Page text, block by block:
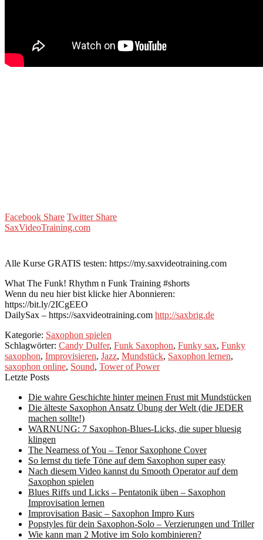
Facebook Share Twitter Share
SaxVideoTraining.com
Alle Kurse GRATIS testen: https://my.saxvideotraining.com
What The Funk! Rhythm n Funk Training #shorts
Wenn du neu hier bist klicke hier Abonnieren:
https://bit.ly/2ICgEEO
DailySax – https://saxvideotraining.com http://saxbrig.de
Kategorie: Saxophon spielen
Schlagwörter: Candy Dulfer, Funk Saxophon, Funky sax, Funky
saxophon, Improvisieren, Jazz, Mundstück, Saxophon lernen,
saxophon online, Sound, Tower of Power
Letzte Posts
Die wahre Geschichte hinter meinen Frust mit Mundstücken
Die älteste Saxophon Ansatz Übung der Welt (die JEDER
machen sollte!)
WARNUNG: 7 Saxophon-Blues-Licks, die super bluesig
klingen
The Nearness of You – Tenor Saxophone Cover
So lernst du tiefe Töne auf dem Saxophon super easy
Nach diesem Video kannst du Smooth Operator auf dem
Saxophon spielen
Blues Riffs und Licks – Pentatonik üben – Saxophon
Improvisation lernen
Improvisation Basic – Saxophon Impro Kurs
Popstyles für dein Saxophon-Solo – Verzierungen und Triller
Wie kann man 2 Motive im Solo kombinieren?